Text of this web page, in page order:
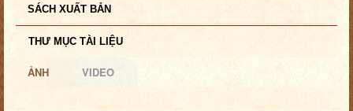
SÁCH XUẤT BẢN
THƯ MỤC TÀI LIỆU
ẢNH VIDEO